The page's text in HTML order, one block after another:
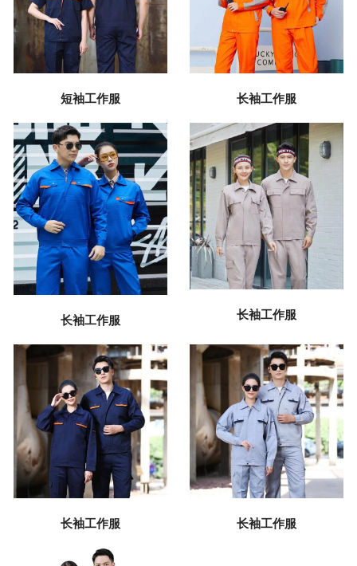
短袖工作服 长袖工作服
长袖工作服 长袖工作服
长袖工作服 长袖工作服